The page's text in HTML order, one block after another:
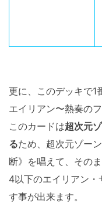
更に、このデッキで1
エイリアン〜熱奏の
このカードは超次元
るため、超次元ゾー
断》を唱えて、その
4以下のエイリアン
す事が出来ます。